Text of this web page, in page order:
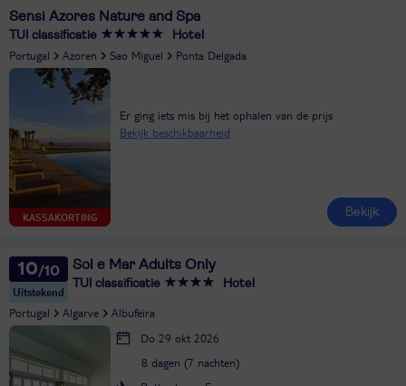
Sensi Azores Nature and Spa
TUI classificatie Hotel
Portugal Azoren Sao Miguel Ponta Delgada
KASSAKORTING
Er ging iets mis bij het ophalen van de prijs
Bekijk beschikbaarheid
Bekijk
10
Uitstekend
Sol e Mar Adults Only
TUI classificatie Hotel
Portugal Algarve
Albufeira
Do 29 okt 2026
8 dagen (7 nachten)